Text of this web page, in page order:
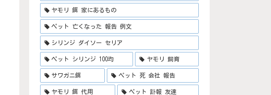
ヤモリ 餌 家にあるもの
ペット 亡くなった 報告 例文
シリンジ ダイソー セリア
ペット シリンジ 100均 ヤモリ 飼育
サワガニ餌 ペット 死 会社 報告
ヤモリ 餌 代用 ペット 訃報 友達